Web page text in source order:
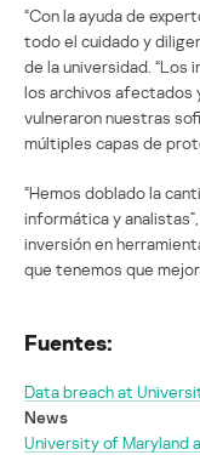
“Con la ayuda de
todo el cuidado y
de la universidad.
los archivos afectados
vulneraron nuestras
múltiples capas de
“Hemos doblado la
informática y
inversión en
que tenemos que
Fuentes:
Data breach at
News
University of Maryland